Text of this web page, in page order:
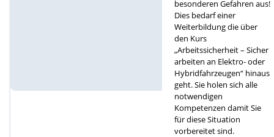
besonderen Gefahren aus!
Dies bedarf einer
Weiterbildung die über
den Kurs
„Arbeitssicherheit – Sicher
arbeiten an Elektro- oder
Hybridfahrzeugen“ hinaus
geht. Sie holen sich alle
notwendigen
Kompetenzen damit Sie
für diese Situation
vorbereitet sind.